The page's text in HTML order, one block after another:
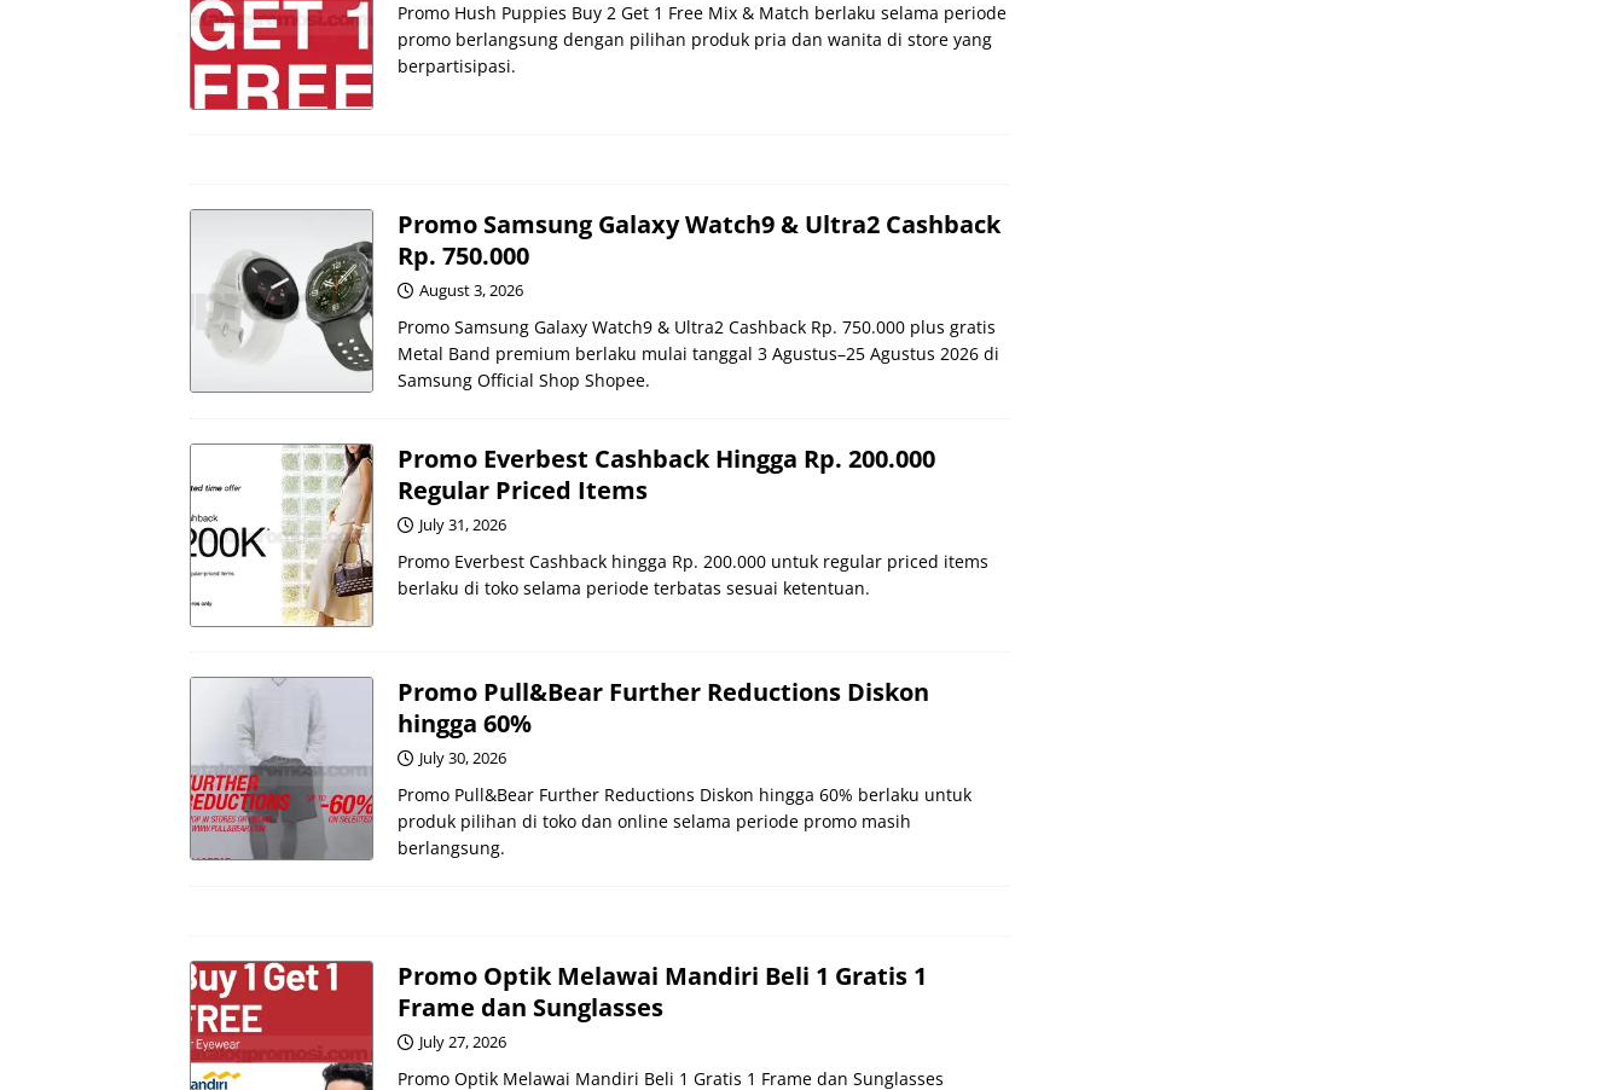
Promo Hush Puppies Buy 2 Get 1 Free Mix & Match berlaku selama periode
promo berlangsung dengan pilihan produk pria dan wanita di store yang
berpartisipasi.
Promo Samsung Galaxy Watch9 & Ultra2 Cashback
Rp. 750.000
August 3, 2026
Promo Samsung Galaxy Watch9 & Ultra2 Cashback Rp. 750.000 plus gratis
Metal Band premium berlaku mulai tanggal 3 Agustus–25 Agustus 2026 di
Samsung Official Shop Shopee.
Promo Everbest Cashback Hingga Rp. 200.000
Regular Priced Items
July 31, 2026
Promo Everbest Cashback hingga Rp. 200.000 untuk regular priced items
berlaku di toko selama periode terbatas sesuai ketentuan.
Promo Pull&Bear Further Reductions Diskon
hingga 60%
July 30, 2026
Promo Pull&Bear Further Reductions Diskon hingga 60% berlaku untuk
produk pilihan di toko dan online selama periode promo masih
berlangsung.
Promo Optik Melawai Mandiri Beli 1 Gratis 1
Frame dan Sunglasses
July 27, 2026
Promo Optik Melawai Mandiri Beli 1 Gratis 1 Frame dan Sunglasses